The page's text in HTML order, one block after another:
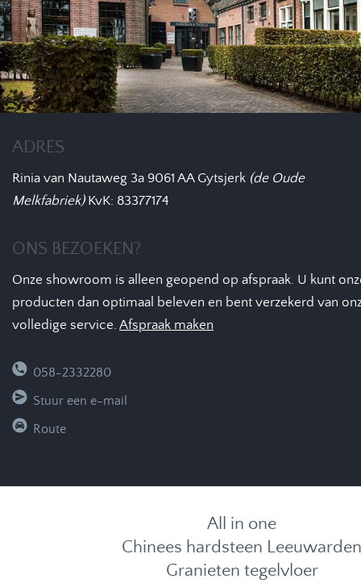
ADRES
Rinia van Nautaweg 3a 9061 AA Gytsjerk (de Oude
Melkfabriek)KvK: 83377174
ONS BEZOEKEN?
Onze showroom is alleen geopend op afspraak. U kunt
producten dan optimaal beleven en bent verzekerd van
volledige service. Afspraak maken
058-2332280
Stuur een e-mail
Route
All in one
Chinees hardsteen Leeuwarden
Granieten tegelvloer